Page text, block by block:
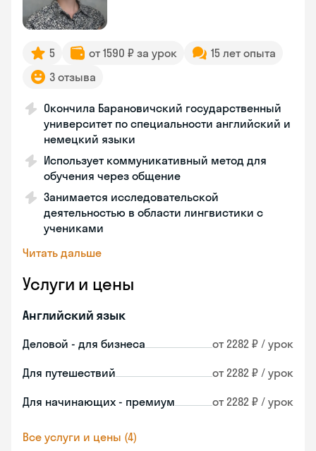
5 от 1590 ₽ за урок
15 лет опыта
3 отзыва
Окончила Барановичский государственный
университет по специальности английский и
немецкий языки
Использует коммуникативный метод для
обучения через общение
Занимается исследовательской
деятельностью в области лингвистики с
учениками
Читать дальше
Услуги и цены
Английский язык
Деловой - для бизнеса от 2282 ₽ / урок
Для путешествий от 2282 ₽ / урок
Для начинающих - премиум от 2282 ₽ / урок
Все услуги и цены (4)